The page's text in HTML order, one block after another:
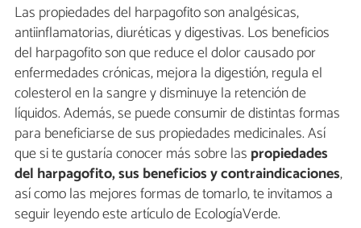
Las propiedades del harpagofito son analgésicas,
antiinflamatorias, diuréticas y digestivas. Los beneficios
del harpagofito son que reduce el dolor causado por
enfermedades crónicas, mejora la digestión, regula el
colesterol en la sangre y disminuye la retención de
líquidos. Además, se puede consumir de distintas formas
para beneficiarse de sus propiedades medicinales. Así
que si te gustaría conocer más sobre las propiedades
del harpagofito, sus beneficios y contraindicaciones,
así como las mejores formas de tomarlo, te invitamos a
seguir leyendo este artículo de EcologíaVerde.